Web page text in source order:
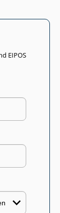
EIPOS